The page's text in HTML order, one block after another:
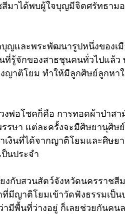
มาได้พบผู้ใจบุญมีจิตศรัทธาม
ญและพระพัฒนารูปหนึ่งของเ
รู้จักของสาธชุนคนทั่วไปแล้ว
ญาติโยม ทำให้มีลูกศิษย์ลูกหา
งพ่อโชคก็คือ การทอดผ้าป่าส
รษา แต่ละครั้งจะมีศิษยานุศิ
งินที่ได้จากญาติโยมและศิษย
นประจำ
งกับสวนสัตว์จังหวัดนครราชสี
มีญาติโยมเข้าวัดฟังธรรมเป็
มีพื้นที่ว่างอยู่ ก็เลยช่วยกันคน